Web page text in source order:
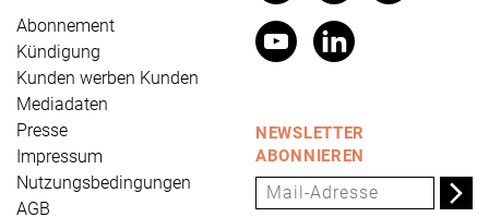
Abonnement
Kündigung
Kunden werben Kunden
Mediadaten
Presse
Impressum
Nutzungsbedingungen
AGB
NEWSLETTER
ABONNIEREN